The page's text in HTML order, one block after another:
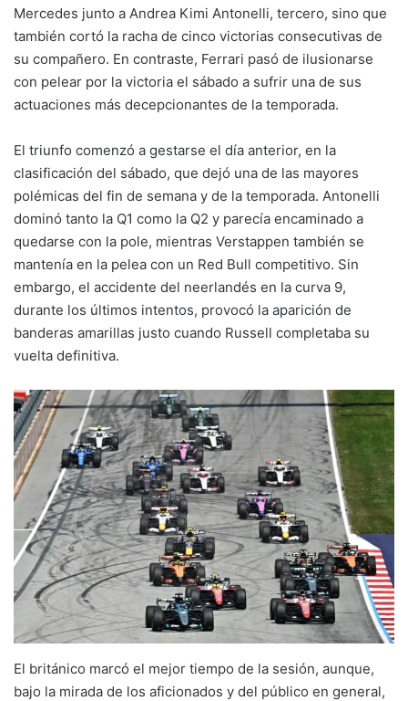
Mercedes junto a Andrea Kimi Antonelli, tercero, sino que
también cortó la racha de cinco victorias consecutivas de
su compañero. En contraste, Ferrari pasó de ilusionarse
con pelear por la victoria el sábado a sufrir una de sus
actuaciones más decepcionantes de la temporada.
El triunfo comenzó a gestarse el día anterior, en la
clasificación del sábado, que dejó una de las mayores
polémicas del fin de semana y de la temporada. Antonelli
dominó tanto la Q1 como la Q2 y parecía encaminado a
quedarse con la pole, mientras Verstappen también se
mantenía en la pelea con un Red Bull competitivo. Sin
embargo, el accidente del neerlandés en la curva 9,
durante los últimos intentos, provocó la aparición de
banderas amarillas justo cuando Russell completaba su
vuelta definitiva.
El británico marcó el mejor tiempo de la sesión, aunque,
bajo la mirada de los aficionados y del público en general,